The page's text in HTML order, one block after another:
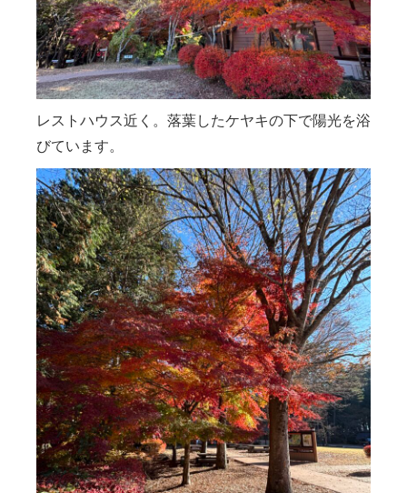
レストハウス近く。落葉したケヤキの下で陽光を浴
びています。